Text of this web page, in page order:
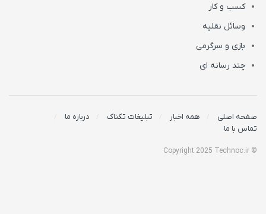
کسب و کار
وسائل نقلیه
بازی و سرگرمی
چند رسانه ای
صفحه اصلی همه اخبار تبلیغات تکناک
درباره ما
تماس با ما
© Copyright 2025 Technoc.ir